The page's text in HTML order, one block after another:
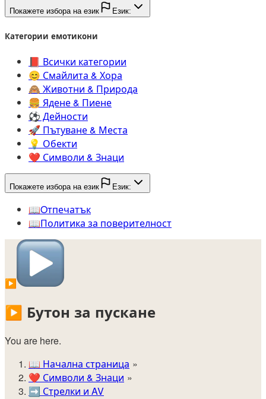
Покажете избора на език Език:
Категории емотикони
📕️ Всички категории
😊️ Смайлита & Хора
🙈️ Животни & Природа
🍔️ Ядене & Пиене
⚽️ Дейности
🚀️ Пътуване & Места
💡️ Обекти
❤️ Символи & Знаци
Покажете избора на език Език:
📖️Oтпечатък
📖️Политика за поверителност
▶️
▶️ Бутон за пускане
You are here.
📖 Начална страница
❤️ Символи & Знаци
➡️ Стрелки и AV